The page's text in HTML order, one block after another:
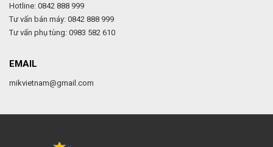
Hotline: 0842 888 999
Tư vấn bán máy: 0842 888 999
Tư vấn phụ tùng: 0983 582 610
EMAIL
mikvietnam@gmail.com